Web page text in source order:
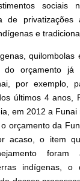
sociais
de privatizações
e
quilombolas
do orçamento já
por exemplo,
últimos 4 anos,
em 2012 a
orçamento da
acaso, o item
indígenas, o